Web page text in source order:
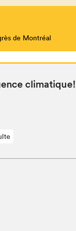
de Montréal
climatique!